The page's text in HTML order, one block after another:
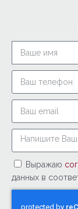
Выражаю
данных в